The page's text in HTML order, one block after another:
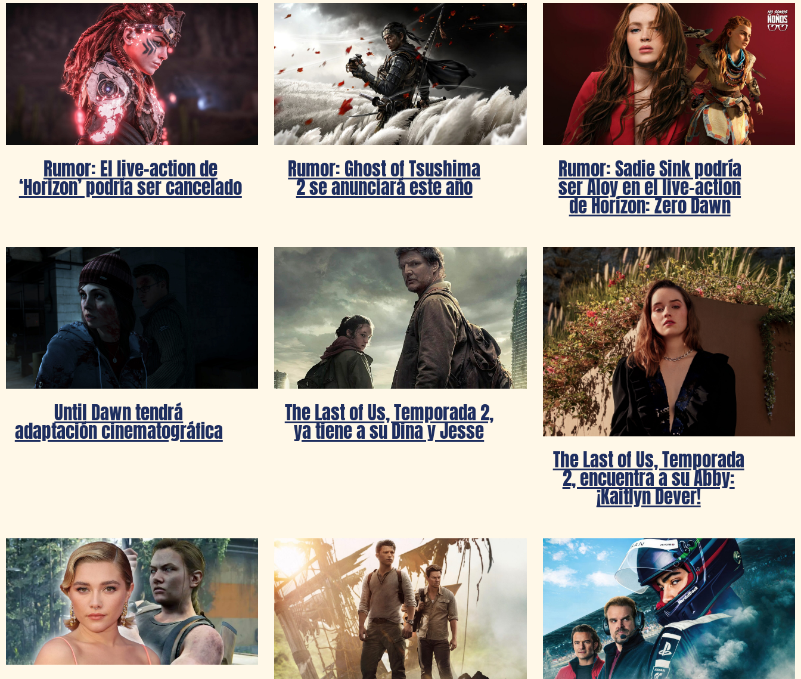
Rumor: El live-action de
‘Horizon’ podría ser cancelado
Rumor: Ghost of Tsushima
2 se anunciará este año
Rumor: Sadie Sink podría
ser Aloy en el live-action
de Horizon: Zero Dawn
Until Dawn tendrá
adaptación cinematográfica
The Last of Us, Temporada 2,
ya tiene a su Dina y Jesse
The Last of Us, Temporada
2, encuentra a su Abby:
¡Kaitlyn Dever!